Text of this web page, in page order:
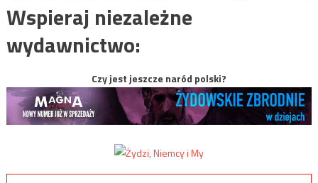
Wspieraj niezależne
wydawnictwo:
Czy jest jeszcze naród polski?